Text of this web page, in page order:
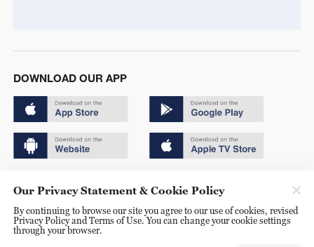
DOWNLOAD OUR APP
京ICP备20000184号
京公网安备 11010502050052号
Our Privacy Statement & Cookie Policy
By continuing to browse our site you agree to our use of cookies, revised
Privacy Policy and Terms of Use. You can change your cookie settings
through your browser.